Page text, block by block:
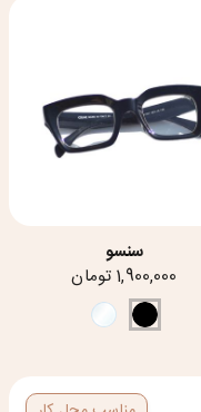
سنسو
1,900,000 تومان